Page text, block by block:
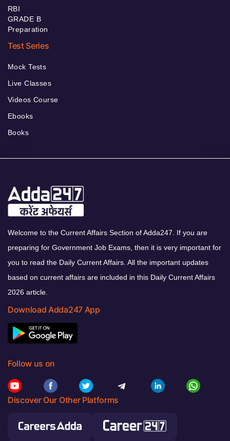
RBI
GRADE B
Preparation
Test Series
Mock Tests
Live Classes
Videos Course
Ebooks
Books
Welcome to the Current Affairs Section of Adda247. If you are
preparing for Government Job Exams, then it is very important for
you to read the Daily Current Affairs. All the important updates
based on current affairs are included in this Daily Current Affairs
2026 article.
Download Adda247 App
Follow us on
Discover Our Other Platforms